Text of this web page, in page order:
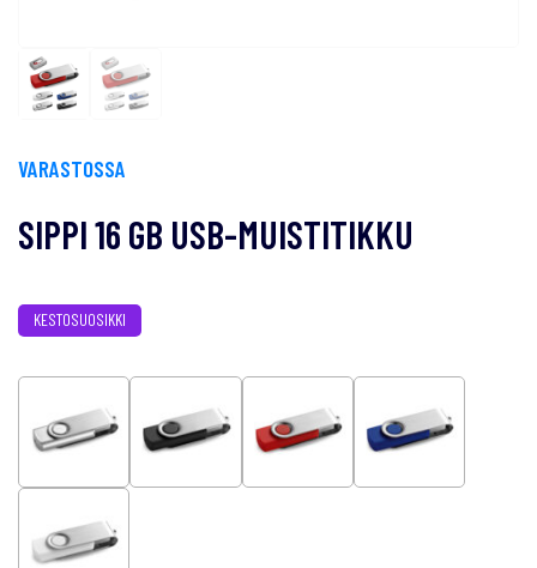
VARASTOSSA
SIPPI 16 GB USB-MUISTITIKKU
KESTOSUOSIKKI